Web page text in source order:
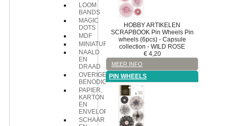
LOOM
BANDS
MAGIC
DOTS
MDF
MINIATUREN
NAALD
EN
DRAAD
OVERIGE
BENODIGDHEDEN
PAPIER,
KARTON
EN
ENVELOPPEN
SCHAAR
HOBBY ARTIKELEN
SCRAPBOOK Pin Wheels Pin
wheels (6pcs) - Capsule
collection - WILD ROSE
€ 4,20
MEER INFO
PIN WHEELS